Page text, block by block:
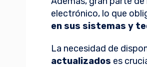
electrónico, lo que
en sus sistemas y
La necesidad de
actualizados es